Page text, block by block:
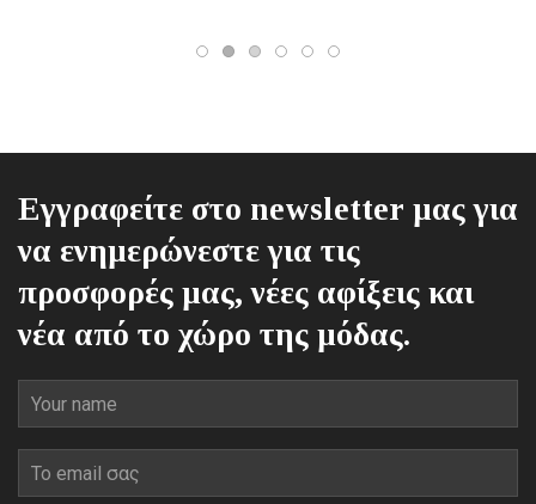
επιλεγούν
του
Εγγραφείτε στο newsletter μας για
να ενημερώνεστε για τις
προσφορές μας, νέες αφίξεις και
νέα από το χώρο της μόδας.